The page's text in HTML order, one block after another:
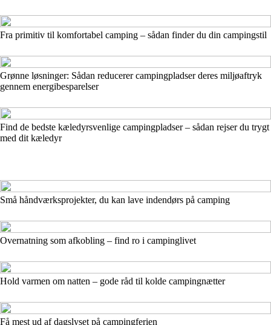
Fra primitiv til komfortabel camping – sådan finder du din campingstil
Grønne løsninger: Sådan reducerer campingpladser deres miljøaftryk
gennem energibesparelser
Find de bedste kæledyrsvenlige campingpladser – sådan rejser du trygt
med dit kæledyr
Små håndværksprojekter, du kan lave indendørs på camping
Overnatning som afkobling – find ro i campinglivet
Hold varmen om natten – gode råd til kolde campingnætter
Få mest ud af dagslyset på campingferien